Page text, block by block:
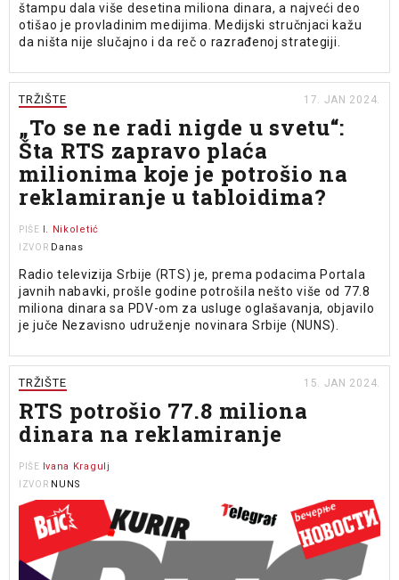
štampu dala više desetina miliona dinara, a najveći deo
otišao je provladinim medijima. Medijski stručnjaci kažu
da ništa nije slučajno i da reč o razrađenoj strategiji.
TRŽIŠTE 17. JAN 2024.
„To se ne radi nigde u svetu“:
Šta RTS zapravo plaća
milionima koje je potrošio na
reklamiranje u tabloidima?
PIŠE I. Nikoletić
IZVOR Danas
Radio televizija Srbije (RTS) je, prema podacima Portala
javnih nabavki, prošle godine potrošila nešto više od 77.8
miliona dinara sa PDV-om za usluge oglašavanja, objavilo
je juče Nezavisno udruženje novinara Srbije (NUNS).
TRŽIŠTE 15. JAN 2024.
RTS potrošio 77.8 miliona
dinara na reklamiranje
PIŠE Ivana Kragulj
IZVOR NUNS